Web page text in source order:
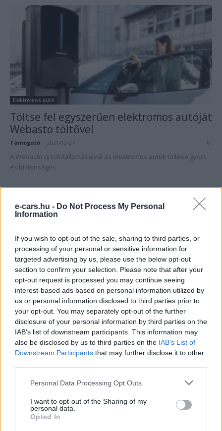
e-cars.hu - Do Not Process My Personal
Information
If you wish to opt-out of the sale, sharing to third parties, or
processing of your personal or sensitive information for
targeted advertising by us, please use the below opt-out
section to confirm your selection. Please note that after your
opt-out request is processed you may continue seeing
interest-based ads based on personal information utilized by
us or personal information disclosed to third parties prior to
your opt-out. You may separately opt-out of the further
disclosure of your personal information by third parties on the
IAB’s list of downstream participants. This information may
also be disclosed by us to third parties on the IAB’s List of
Downstream Participants that may further disclose it to other
Personal Data Processing Opt Outs
I want to opt-out of the Sharing of my
personal data.
Opted In
Elektromos autó
Töltse fel egyszerűen elektromos autóját
Webasto töltővel
Támogató 2021-12-27 0
A Webasto új töltőállomásaival az elektromos autók töltése gyors
és biztonságos
Elektromos autó
Térképet készített a MEKH a hazai
elektromos töltőállomásokról
e-cars.hu - 2021-12-16
a Magyar Energetikai és Közmű-szabályozási Hivatal oldalán
megtekinthető a térkép.